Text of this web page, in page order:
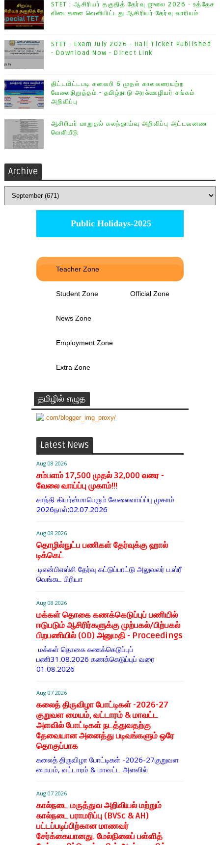
STET : ஆசிரியர் தகுதித் தேர்வு ஜுலை 2026 - உத்தேச
விடைகளை வெளியிட்டது ஆசிரியர் தேர்வு வாரியம்
STET - Exam July 2026 - Hall Ticket Published
- Download Now - Direct Link
திட்டமிட்டபடி சனவரி 6 முதல் காலவரையற்ற
வேலைநிறுத்தம் - தமிழ்நாடு அரசு்ஊழியர் சங்கம்
அறிவிப்பு
ஆசிரியர் மாறுதல் கலந்தாய்வு அறிவிப்பு அட்டவனண
வெளியீடு
Archive
Public Holidays-2025
Teacher Zone
Student Zone Official Zone
News Zone
Employment Zone
Extra Zone
தமிழில் எழுத
Latest News
Aug 08 2026
சம்பளம் 17,500 முதல் 32,000 வரை -
வேலை வாய்ப்பு முகாம்!!!
சாந்தி கியர்ஸ்மாபெரும் வேலைவாய்ப்பு முகாம்
2026நாள்:02.07.2026
Aug 08 2026
தொழில்நுட்ப பணிகள் தேர்வுக்கு ஹால் ​
டிக்கெட்
டிஎன்​பிஎஸ்சி தேர்வு கட்​டுப்​பாட்டு அலு​வலர் ப.ஸ்ரீ
வெங்கட பிரியா
Aug 08 2026
மக்கள் தொகை கணக்கெடுப்புப் பணியில்
ஈடுபடும் ஆசிரிர்களுக்கு முற்பகல்/பிற்பகல்
பிறபணியில் (OD) அனுமதி - Proceedings
மக்கள் தொகை கணக்கெடுப்புப்
பணி31.08.2026 கணக்கெடுப்புப் வரை
01.08.2026
Aug 07 2026
கலைத் திருவிழா போட்டிகள் -2026-27
குறுவள மையம், வட்டாரம் & மாவட்ட
அளவில் போட்டிகள் நடத்துவதற்கு
தேவையான அனைத்து படிவங்களும் ஒரே
தொகுப்பாக
கலைத் திருவிழா போட்டிகள் -2026-27குறுவள
மையம், வட்டாரம் & மாவட்ட அளவில்
Aug 07 2026
கால்நடை மருத்துவ அறிவியல் மற்றும்
கால்நடை பராமரிப்பு (BVSc & AH)
பட்டப்படிப்பிற்கான மாணவர்
சேர்க்கையானது. மேல்நிலைப் பள்ளித்